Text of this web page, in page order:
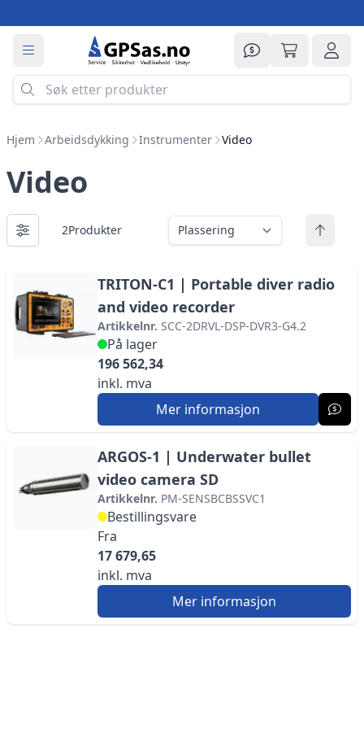
Prisforespørsel
Min Logg
Hjem Arbeidsdykking Instrumenter Video
Video
Viser
2Produkter Sort etter
TRITON-C1 | Portable diver radio
and video recorder
Artikkelnr. SCC-2DRVL-DSP-DVR3-G4.2
På lager
196 562,34
inkl. mva
Mer informasjon
ARGOS-1 | Underwater bullet
video camera SD
Artikkelnr. PM-SENSBCBSSVC1
Bestillingsvare
Fra
17 679,65
inkl. mva
Mer informasjon